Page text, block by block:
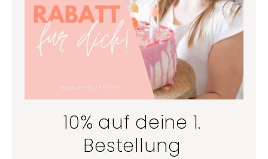
10% auf deine 1.
Bestellung